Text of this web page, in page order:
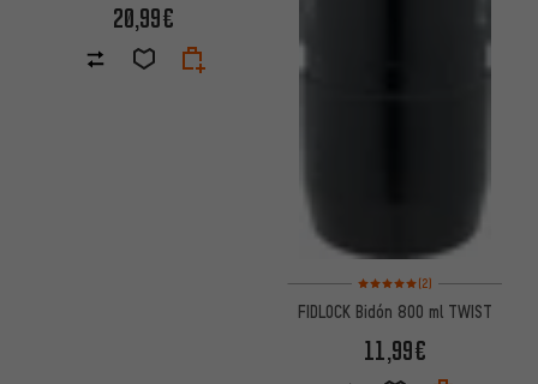
20,99€
Valoración media: 5 de 5
(2)
FIDLOCK Bidón 800 ml TWIST
11,99€